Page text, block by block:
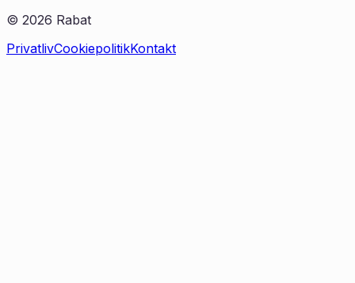
© 2026 Rabat
PrivatlivCookiepolitikKontakt